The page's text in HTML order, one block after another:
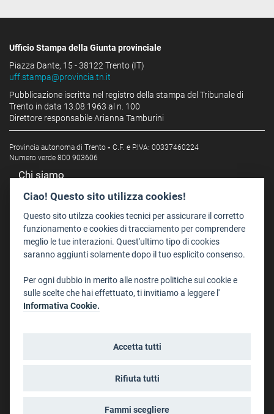
Ufficio Stampa della Giunta provinciale
Piazza Dante, 15 - 38122 Trento (IT)
uff.stampa@provincia.tn.it
Pubblicazione iscritta nel registro della stampa del Tribunale di
Trento in data 13.08.1963 al n. 100
Direttore responsabile Arianna Tamburini
Provincia autonoma di Trento - C.F. e P.IVA: 00337460224
Numero verde 800 903606
Chi siamo
Redazione
Staff
Format - Centro Audiovisivi
Trentino Film Commission
Dove Siamo
Struttura di riferimento
Ciao! Questo sito utilizza cookies!
Questo sito utilzza cookies tecnici per assicurare il corretto
funzionamento e cookies di tracciamento per comprendere
meglio le tue interazioni. Quest'ultimo tipo di cookies
saranno aggiunti solamente dopo il tuo esplicito consenso.
Per ogni dubbio in merito alle nostre politiche sui cookie e
sulle scelte che hai effettuato, ti invitiamo a leggere l'
Informativa Cookie.
Accetta tutti
Rifiuta tutti
Fammi scegliere